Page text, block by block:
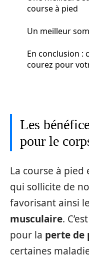
course à pied
Un meilleur
En conclusion :
courez pour
Les
pour le
La course à pied
qui sollicite de
favorisant ainsi le
musculaire.
pour la perte de
certaines